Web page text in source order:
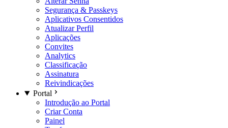
Segurança & Passkeys
Aplicativos Consentidos
Atualizar Perfil
Aplicações
Convites
Analytics
Classificação
Assinatura
Reivindicações
Portal
Introdução ao Portal
Criar Conta
Painel